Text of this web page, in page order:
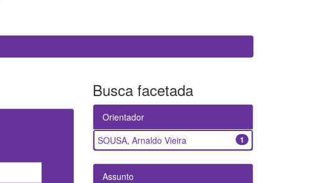
Busca facetada
Orientador
1
SOUSA, Arnaldo Vieira
Assunto